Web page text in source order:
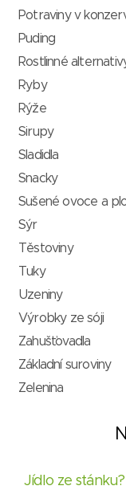
Potraviny v
Puding
Rostlinné
Ryby
Rýže
Sirupy
Sladidla
Snacky
Sušené ovoce a
Sýr
Těstoviny
Tuky
Uzeniny
Výrobky ze sóji
Zahušťovadla
Základní suroviny
Zelenina
Jídlo ze